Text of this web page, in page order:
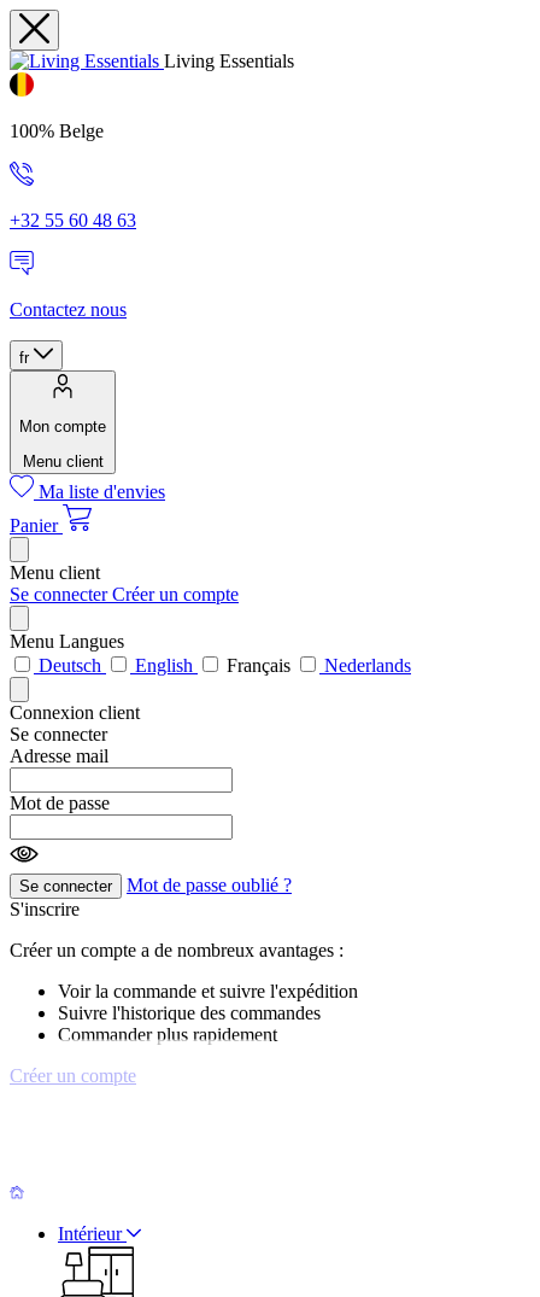
Living Essentials
100% Belge
+32 55 60 48 63
Contactez nous
fr
Mon compte
Menu client
Ma liste d'envies
Panier
Menu client
Se connecterCréer un compte
Menu Langues
Deutsch
English Français Nederlands
Connexion client
Se connecter
Adresse mail
Mot de passe
Se connecter
Mot de passe oublié ?
S'inscrire
Créer un compte a de nombreux avantages :
Voir la commande et suivre l'expédition
Suivre l'historique des commandes
Commander plus rapidement
Créer un compte
Intérieur